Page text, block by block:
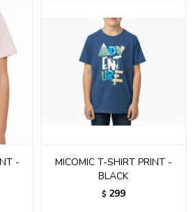
-
MICOMIC T-SHIRT PRINT -
BLACK
$ 299